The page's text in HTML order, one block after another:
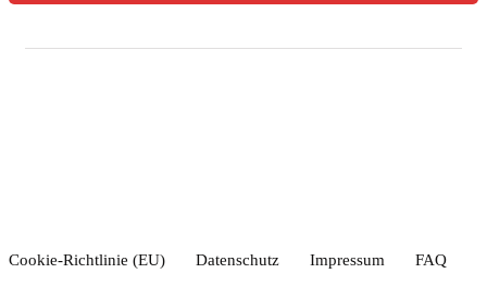
Cookie-Richtlinie (EU) Datenschutz Impressum FAQ